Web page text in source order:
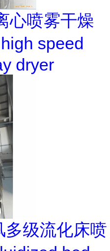
心喷雾干燥
speed
dryer
多级流化床喷